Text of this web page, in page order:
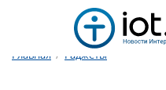
Главная / Гаджеты